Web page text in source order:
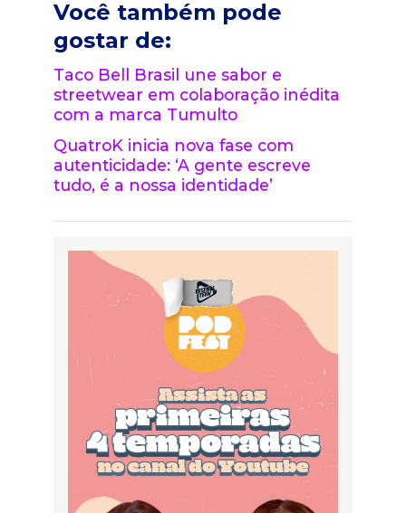
Você também pode
gostar de:
Taco Bell Brasil une sabor e
streetwear em colaboração inédita
com a marca Tumulto
QuatroK inicia nova fase com
autenticidade: ‘A gente escreve
tudo, é a nossa identidade’